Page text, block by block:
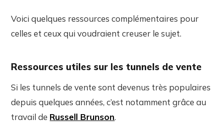
Voici quelques ressources complémentaires pour
celles et ceux qui voudraient creuser le sujet.
Ressources utiles sur les tunnels de vente
Si les tunnels de vente sont devenus très populaires
depuis quelques années, c’est notamment grâce au
travail de Russell Brunson.